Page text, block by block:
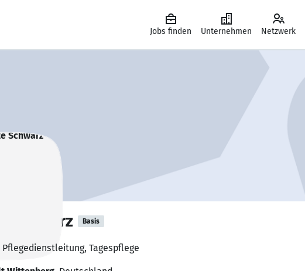
Jobs finden Unternehmen Netzwerk
Schwarz Basis
Tagespflege